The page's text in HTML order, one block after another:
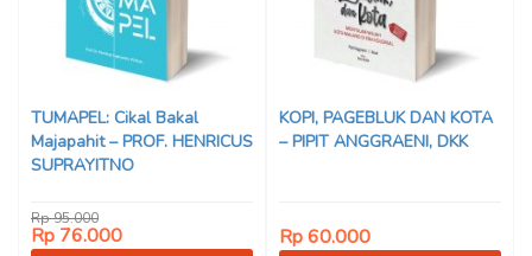
TUMAPEL: Cikal Bakal
Majapahit – PROF. HENRICUS
SUPRAYITNO
Rp 95.000
Rp 76.000
KOPI, PAGEBLUK DAN KOTA
– PIPIT ANGGRAENI, DKK
Rp 60.000